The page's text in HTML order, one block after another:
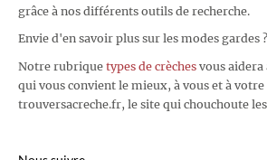
grâce à nos différents outils de recherche.
Envie d'en savoir plus sur les modes gardes ?
Notre rubrique types de crèches vous
qui vous convient le mieux, à vous et à
trouversacreche.fr, le site qui chouchoute